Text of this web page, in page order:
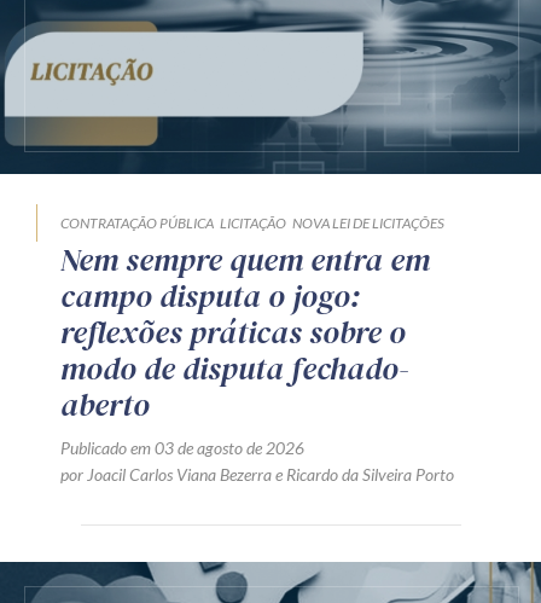
CONTRATAÇÃO PÚBLICA LICITAÇÃO NOVA LEI DE LICITAÇÕES
Nem sempre quem entra em
campo disputa o jogo:
reflexões práticas sobre o
modo de disputa fechado-
aberto
Publicado em 03 de agosto de 2026
por Joacil Carlos Viana Bezerrae Ricardo da Silveira Porto